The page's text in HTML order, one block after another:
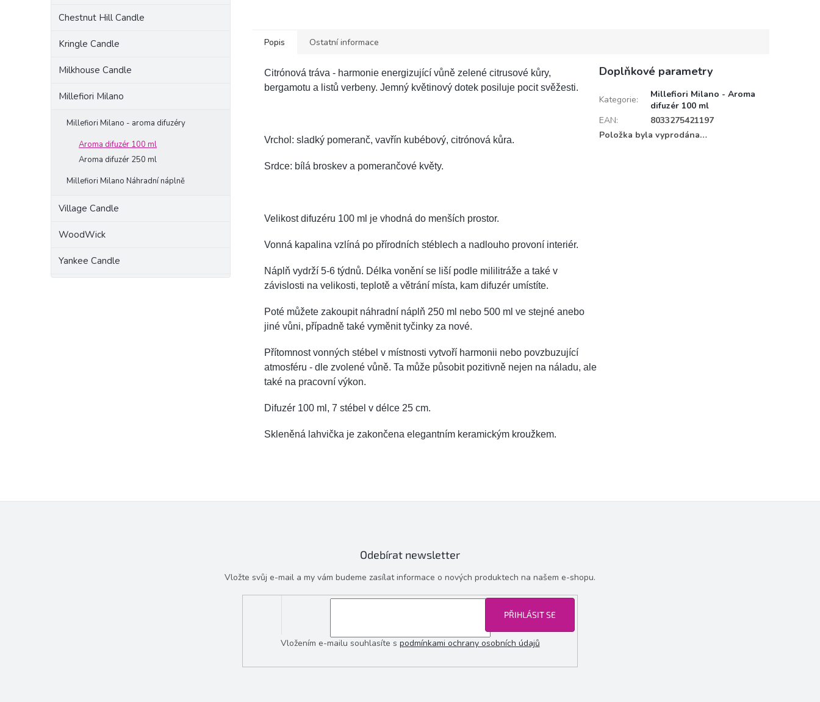
Chestnut Hill Candle
Kringle Candle
Milkhouse Candle
Millefiori Milano
Millefiori Milano - aroma difuzéry
Aroma difuzér 100 ml
Aroma difuzér 250 ml
Millefiori Milano Náhradní náplně
Village Candle
WoodWick
Yankee Candle
Popis Ostatní informace
Citrónová tráva - harmonie energizující vůně zelené citrusové kůry,
bergamotu a listů verbeny. Jemný květinový dotek posiluje pocit svěžesti.
Vrchol: sladký pomeranč, vavřín kubébový, citrónová kůra.
Srdce: bílá broskev a pomerančové květy.
Velikost difuzéru 100 ml je vhodná do menších prostor.
Vonná kapalina vzlíná po přírodních stéblech a nadlouho provoní interiér.
Náplň vydrží 5-6 týdnů. Délka vonění se liší podle mililitráže a také v
závislosti na velikosti, teplotě a větrání místa, kam difuzér umístíte.
Poté můžete zakoupit náhradní náplň 250 ml nebo 500 ml ve stejné anebo
jiné vůni, případně také vyměnit tyčinky za nové.
Přítomnost vonných stébel v místnosti vytvoří harmonii nebo povzbuzující
atmosféru - dle zvolené vůně. Ta může působit pozitivně nejen na náladu, ale
také na pracovní výkon.
Difuzér 100 ml, 7 stébel v délce 25 cm.
Skleněná lahvička je zakončena elegantním keramickým kroužkem.
Doplňkové parametry
Kategorie:
Millefiori Milano - Aroma
difuzér 100 ml
EAN:
8033275421197
Položka byla vyprodána…
Odebírat newsletter
Vložte svůj e-mail a my vám budeme zasílat informace o nových produktech na našem e-shopu.
Vložením e-mailu souhlasíte s podmínkami ochrany osobních údajů
PŘIHLÁSIT SE